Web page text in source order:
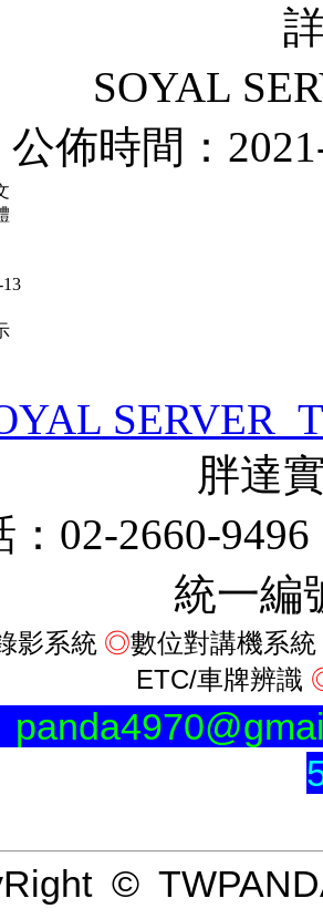
SOYAL
公佈時間：
胖達
02-2660-
統一編
影系統 ◎數位對講機系統
ETC/車牌辨識
©